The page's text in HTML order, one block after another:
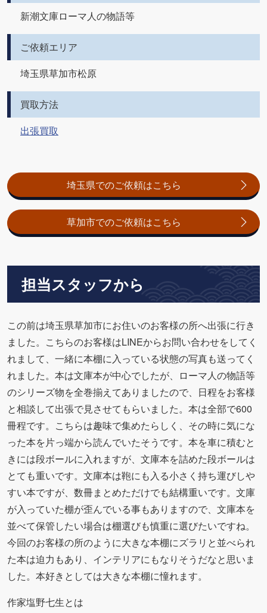
新潮文庫ローマ人の物語等
ご依頼エリア
埼玉県草加市松原
買取方法
出張買取
埼玉県でのご依頼はこちら
草加市でのご依頼はこちら
担当スタッフから
この前は埼玉県草加市にお住いのお客様の所へ出張に行き
ました。こちらのお客様はLINEからお問い合わせをしてく
れまして、一緒に本棚に入っている状態の写真も送ってく
れました。本は文庫本が中心でしたが、ローマ人の物語等
のシリーズ物を全巻揃えてありましたので、日程をお客様
と相談して出張で見させてもらいました。本は全部で600
冊程です。こちらは趣味で集めたらしく、その時に気にな
った本を片っ端から読んでいたそうです。本を車に積むと
きには段ボールに入れますが、文庫本を詰めた段ボールは
とても重いです。文庫本は鞄にも入る小さく持ち運びしや
すい本ですが、数冊まとめただけでも結構重いです。文庫
が入っていた棚が歪んでいる事もありますので、文庫本を
並べて保管したい場合は棚選びも慎重に選びたいですね。
今回のお客様の所のように大きな本棚にズラリと並べられ
た本は迫力もあり、インテリアにもなりそうだなと思いま
した。本好きとしては大きな本棚に憧れます。
作家塩野七生とは